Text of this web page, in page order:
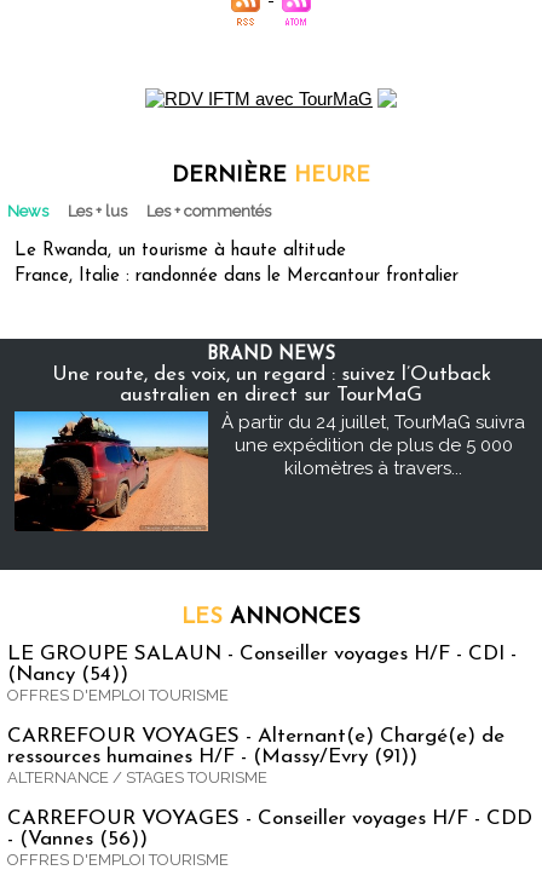
DERNIÈRE HEURE
News Les + lus Les + commentés
Le Rwanda, un tourisme à haute altitude
France, Italie : randonnée dans le Mercantour frontalier
BRAND NEWS
Une route, des voix, un regard : suivez l’Outback
australien en direct sur TourMaG
À partir du 24 juillet, TourMaG suivra
une expédition de plus de 5 000
kilomètres à travers...
LES ANNONCES
LE GROUPE SALAUN - Conseiller voyages H/F - CDI -
(Nancy (54))
OFFRES D'EMPLOI TOURISME
CARREFOUR VOYAGES - Alternant(e) Chargé(e) de
ressources humaines H/F - (Massy/Evry (91))
ALTERNANCE / STAGES TOURISME
CARREFOUR VOYAGES - Conseiller voyages H/F - CDD
- (Vannes (56))
OFFRES D'EMPLOI TOURISME